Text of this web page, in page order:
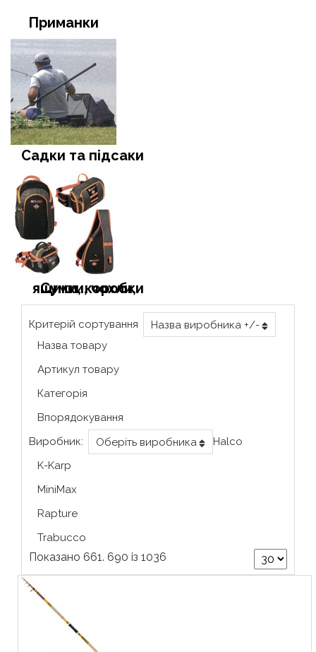
Приманки
Садки та підсаки
Сумки, чохли, ящики, коробки
Критерій сортування
Назва виробника +/-
Назва товару
Артикул товару
Категорія
Впорядокування
Виробник:
Оберіть виробника
Halco
K-Karp
MiniMax
Rapture
Trabucco
Показано 661. 690 із 1036